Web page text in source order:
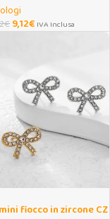
€9,12€ IVA Inclusa
fiocco in zircone CZ